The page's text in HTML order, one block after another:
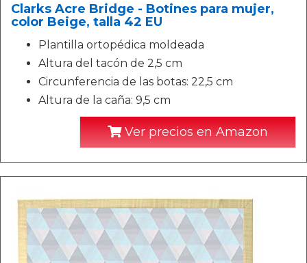
Clarks Acre Bridge - Botines para mujer,
color Beige, talla 42 EU
Plantilla ortopédica moldeada
Altura del tacón de 2,5 cm
Circunferencia de las botas: 22,5 cm
Altura de la caña: 9,5 cm
Ver precios en Amazon